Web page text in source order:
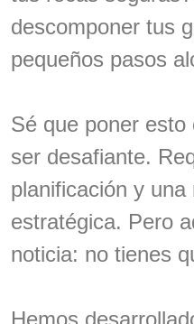
descomponer tus
pequeños pasos
Sé que poner
ser desafiante.
planificación y una
estratégica. Pero
noticia: no tienes